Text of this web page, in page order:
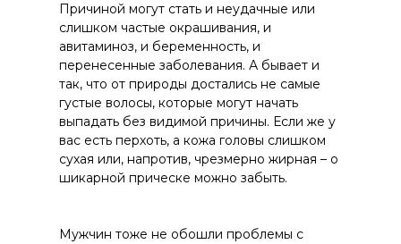
Причиной могут стать и неудачные или
слишком частые окрашивания, и
авитаминоз, и беременность, и
перенесенные заболевания. А бывает и
так, что от природы достались не самые
густые волосы, которые могут начать
выпадать без видимой причины. Если же у
вас есть перхоть, а кожа головы слишком
сухая или, напротив, чрезмерно жирная – о
шикарной прическе можно забыть.
Мужчин тоже не обошли проблемы с